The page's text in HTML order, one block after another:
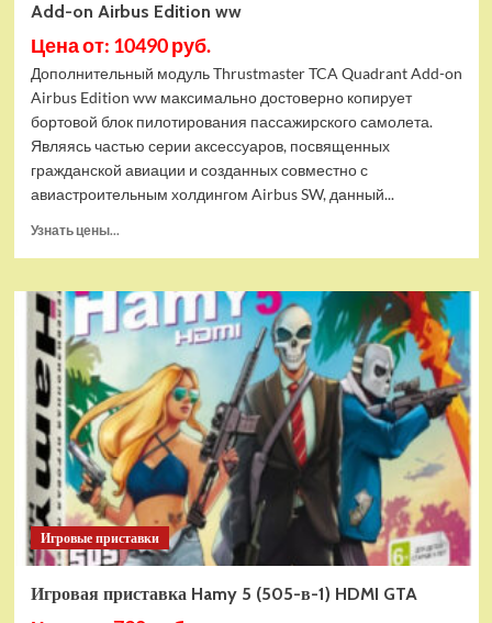
Add-on Airbus Edition ww
Цена от: 10490 руб.
Дополнительный модуль Thrustmaster TCA Quadrant Add-on
Airbus Edition ww максимально достоверно копирует
бортовой блок пилотирования пассажирского самолета.
Являясь частью серии аксессуаров, посвященных
гражданской авиации и созданных совместно с
авиастроительным холдингом Airbus SW, данный...
Узнать цены...
Дополнительный
модуль
Thrustmaster
Quadrant
Add-
on
Airbus
Edition
ww
Игровые приставки
Игровая приставка Hamy 5 (505-в-1) HDMI GTA